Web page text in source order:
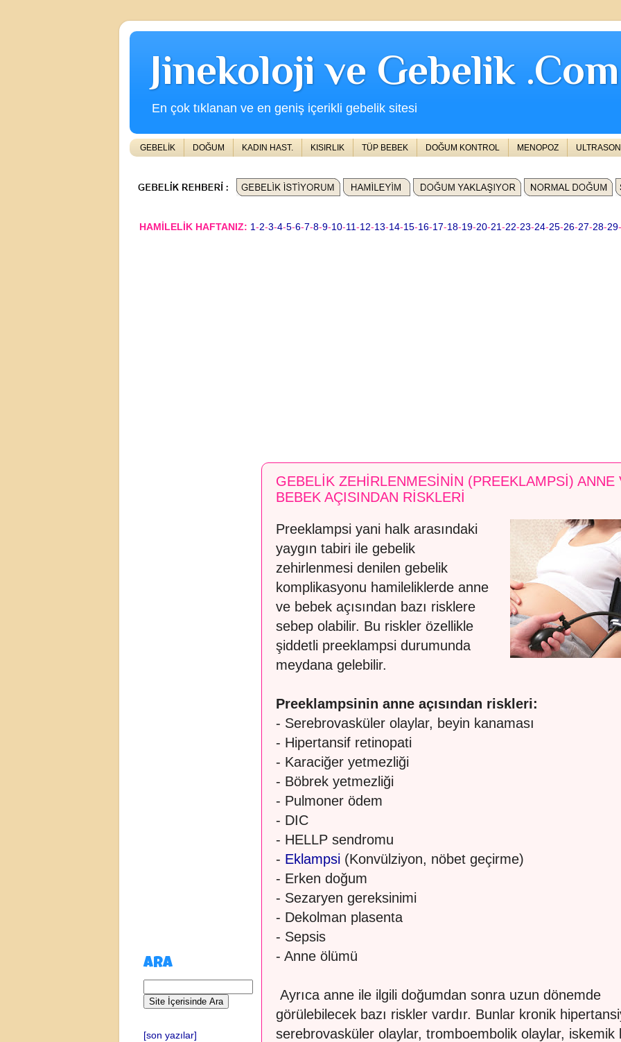
Jinekoloji ve Gebelik .Com
En çok tıklanan ve en geniş içerikli gebelik sitesi
GEBELİK DOĞUM KADIN HAST. KISIRLIK TÜP BEBEK DOĞUM KONTROL MENOPOZ ULTRASON
HAMİLELİK HAFTANIZ: 1 -2-3-4-5-6-7-8-9-10-11 -12-13-14-15-16-17-18-19-20-21 -22-23-24-25-26-27-28-29-
GEBELİK ZEHİRLENMESİNİN (PREEKLAMPSİ) ANNE
BEBEK AÇISINDAN RİSKLERİ
Preeklampsi yani halk arasındaki
yaygın tabiri ile gebelik
zehirlenmesi denilen gebelik
komplikasyonu hamileliklerde anne
ve bebek açısından bazı risklere
sebep olabilir. Bu riskler özellikle
şiddetli preeklampsi durumunda
meydana gelebilir.
Preeklampsinin anne açısından riskleri:
- Serebrovasküler olaylar, beyin kanaması
- Hipertansif retinopati
- Karaciğer yetmezliği
- Böbrek yetmezliği
- Pulmoner ödem
- DIC
- HELLP sendromu
- Eklampsi (Konvülziyon, nöbet geçirme)
- Erken doğum
- Sezaryen gereksinimi
- Dekolman plasenta
- Sepsis
- Anne ölümü
Ayrıca anne ile ilgili doğumdan sonra uzun dönemde
görülebilecek bazı riskler vardır. Bunlar kronik
serebrovasküler olaylar, tromboembolik olaylar, iskemik
ARA
[son yazılar]